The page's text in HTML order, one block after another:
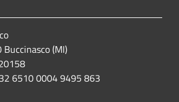
(MI)
6510 0004 9495 863